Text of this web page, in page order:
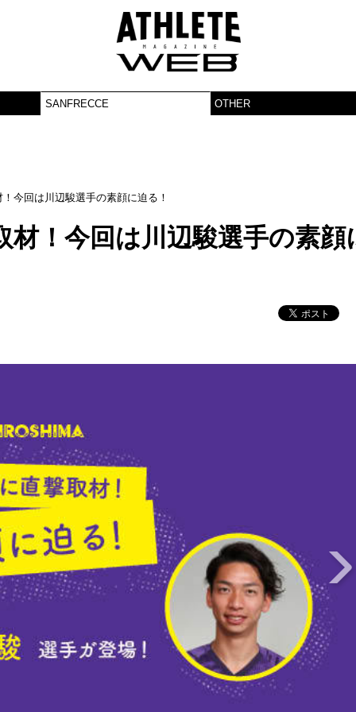
SANFRECCE OTHER
今回は川辺駿選手の素顔に迫る！
！今回は川辺駿選手の素顔